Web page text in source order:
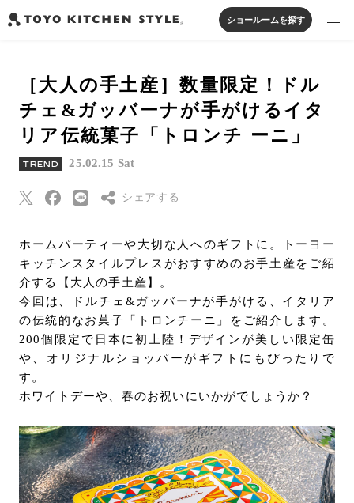
オープンキッチン
アイランドキッチン
ペニンシュラキッチン
壁付けキッチン
対面キッチン
セパレートキッチン
並列型キッチン
システムキッチン
家具・照明・タイル
バス・洗面
実例から探す
私たちについて
ジャーナルを読む
オンラインストア
お知らせ
カタログを見る
お問い合わせ
サポート
EN
CN
ショールームを探す
［大人の手土産］数量限定！ドル
チェ&ガッバーナが手がけるイタ
リア伝統菓子「トロンチ ーニ」
TREND 25.02.15 Sat
シェアする
Threads
Pinterest
はてなブックマー
ク
Eメールで送信
URLをコピー
ホームパーティーや大切な人へのギフトに。トーヨー
キッチンスタイルプレスがおすすめのお手土産をご紹
介する【大人の手土産】。
今回は、ドルチェ&ガッバーナが手がける、イタリア
の伝統的なお菓子「トロンチーニ」をご紹介します。
200個限定で日本に初上陸！デザインが美しい限定缶
や、オリジナルショッパーがギフトにもぴったりで
す。
ホワイトデーや、春のお祝いにいかがでしょうか？